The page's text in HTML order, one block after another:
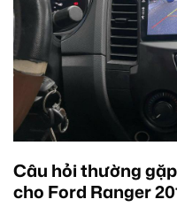
Câu hỏi thường
cho Ford Ranger